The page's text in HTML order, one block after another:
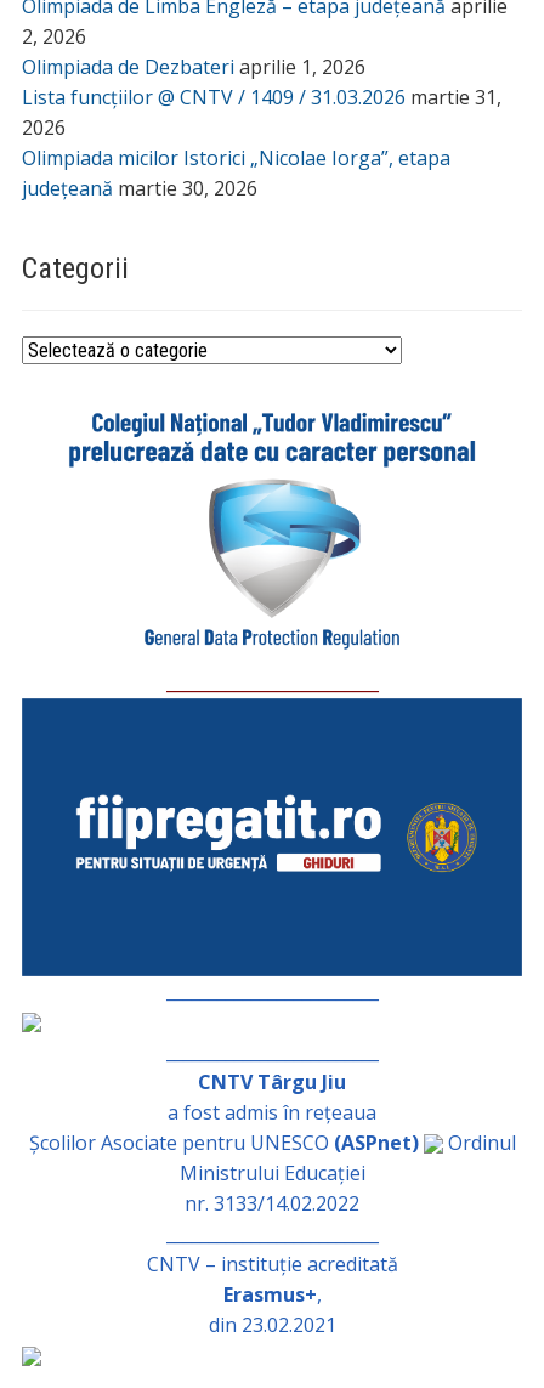
Olimpiada de Limba Engleză – etapa județeană aprilie
2, 2026
Olimpiada de Dezbateri aprilie 1, 2026
Lista funcțiilor @ CNTV / 1409 / 31.03.2026 martie 31,
2026
Olimpiada micilor Istorici „Nicolae Iorga”, etapa
județeană martie 30, 2026
Categorii
Categorii
CNTV Târgu Jiu
a fost admis în rețeaua
Școlilor Asociate pentru UNESCO (ASPnet)
Ordinul
Ministrului Educației
nr. 3133/14.02.2022
CNTV – instituție acreditată
Erasmus+,
din 23.02.2021